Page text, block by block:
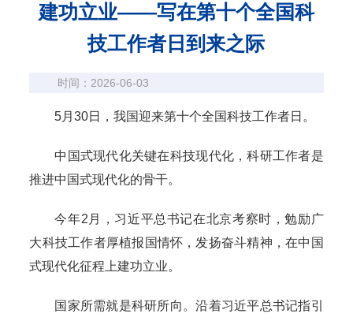
建功立业——写在第十个全国科
技工作者日到来之际
时间：2026-06-03
5月30日，我国迎来第十个全国科技工作者日。
中国式现代化关键在科技现代化，科研工作者是
推进中国式现代化的骨干。
今年2月，习近平总书记在北京考察时，勉励广
大科技工作者厚植报国情怀，发扬奋斗精神，在中国
式现代化征程上建功立业。
国家所需就是科研所向。沿着习近平总书记指引